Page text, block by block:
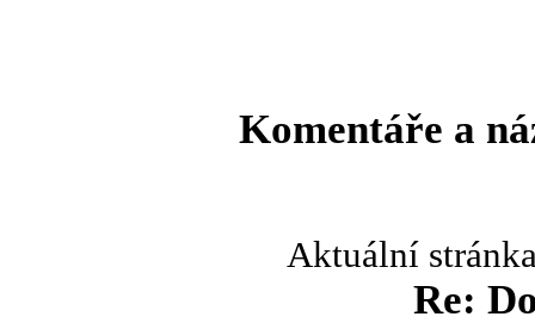
Komentáře a
Aktuální
Re: